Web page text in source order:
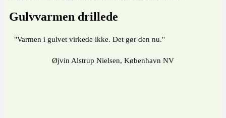
Gulvvarmen drillede
"Varmen i gulvet virkede ikke. Det gør den nu."
Øjvin Alstrup Nielsen, København NV